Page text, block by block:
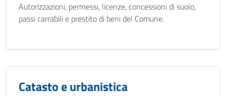
Autorizzazioni, permessi, licenze, concessioni di suolo,
passi carrabili e prestito di beni del Comune.
Catasto e urbanistica